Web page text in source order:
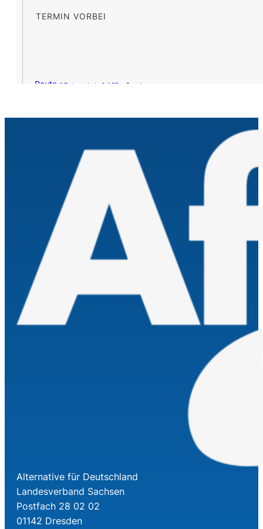
TERMIN VORBEI
Route »Datenschutz & AGB – Google
Alternative für Deutschland
Landesverband Sachsen
Postfach 28 02 02
01142 Dresden